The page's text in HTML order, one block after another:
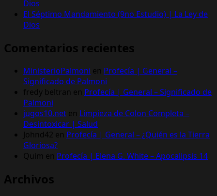
Dios
El Séptimo Mandamiento (9no Estudio) | La Ley de
Dios
Comentarios recientes
MinisterioPalmoni en Profecía | General –
Significado de Palmoni
fredy beltran en Profecía | General – Significado de
Palmoni
jugos10.net en Limpieza de Colon Completa –
Desintoxicar | Salud
Johnd42 en Profecía | General – ¿Quién es la Tierra
Gloriosa?
Quim en Profecía | Elena G. White – Apocalipsis 14
Archivos